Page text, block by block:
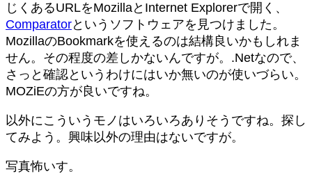
じくあるURLをMozillaとInternet Explorerで開く、
Comparatorというソフトウェアを見つけました。
MozillaのBookmarkを使えるのは結構良いかもしれま
せん。その程度の差しかないんですが。.Netなので、
さっと確認というわけにはいか無いのが使いづらい。
MOZiEの方が良いですね。
以外にこういうモノはいろいろありそうですね。探し
てみよう。興味以外の理由はないですが。
写真怖いす。